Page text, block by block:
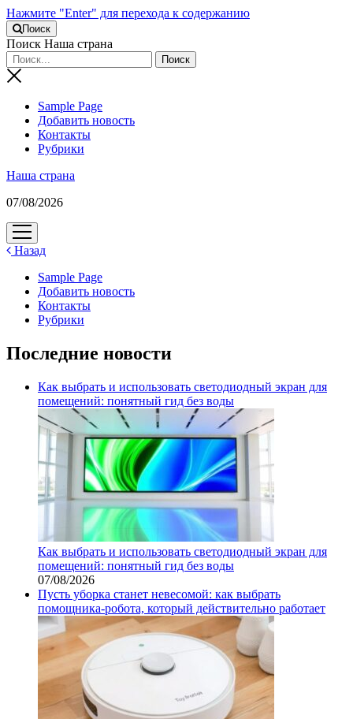
Нажмите "Enter" для перехода к содержанию
Поиск
Поиск Наша страна
Sample Page
Добавить новость
Контакты
Рубрики
Наша страна
07/08/2026
открыть
меню
Назад
Sample Page
Добавить новость
Контакты
Рубрики
Последние новости
Как выбрать и использовать светодиодный экран для
помещений: понятный гид без воды
Как выбрать и использовать светодиодный экран для
помещений: понятный гид без воды
07/08/2026
Пусть уборка станет невесомой: как выбрать
помощника‑робота, который действительно работает